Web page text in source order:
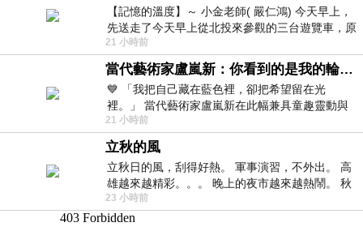
【記憶的溫度】～ 小金老師( 嚴仁鴻) 今天早上，
先送走了今天早上從北投來參觀的三台遊覽車，原
以為展場已經差不多要安靜下來，卻發
21 小時前
當代藝術家盧嵐新：你看到的是我的輪廓，還是你的故事？——藏在藍色裡的希望與光
💙 「我把自己藏在藍色裡，卻把希望留在光
裡。」 當代藝術家盧嵐新在此幅兼具童趣靈動與
抽象韻味的新作中，用湛藍的羽翼般色塊包覆著
21 小時前
立秋的風
立秋日的風，刮得好熱。 軍事演習，不外出。 高
雄越來越精彩。。。 晚上的夜市越來越熱鬧。 秋
天的風刮得很熱 夜遊消暑熱。。。
23 小時前